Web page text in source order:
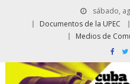
sábado,
Documentos de la UPEC
Medios de